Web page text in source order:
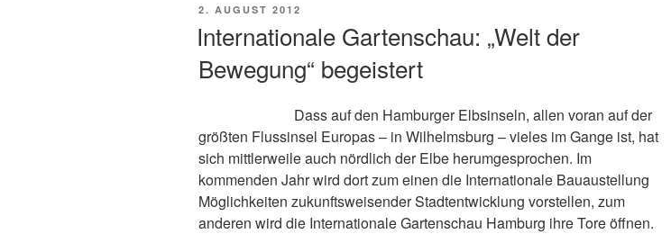
VERÖFFENTLICHT
2. AUGUST 2012
Internationale Gartenschau: „Welt der
Bewegung“ begeistert
Dass auf den Hamburger Elbsinseln, allen voran auf der
größten Flussinsel Europas – in Wilhelmsburg – vieles im Gange ist, hat
sich mittlerweile auch nördlich der Elbe herumgesprochen. Im
kommenden Jahr wird dort zum einen die Internationale Bauaustellung
Möglichkeiten zukunftsweisender Stadtentwicklung vorstellen, zum
anderen wird die Internationale Gartenschau Hamburg ihre Tore öffnen.